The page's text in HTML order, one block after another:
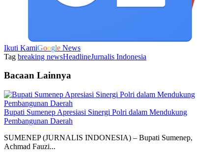
Ikuti KamiGoogle News
Tag breaking newsHeadlineJurnalis Indonesia
Bacaan Lainnya
Bupati Sumenep Apresiasi Sinergi Polri dalam Mendukung
Pembangunan Daerah
SUMENEP (JURNALIS INDONESIA) – Bupati Sumenep,
Achmad Fauzi...